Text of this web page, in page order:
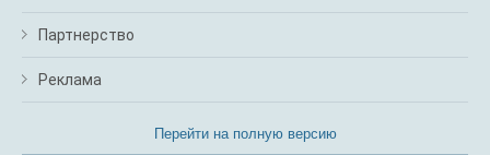
Партнерство
Реклама
Перейти на полную версию